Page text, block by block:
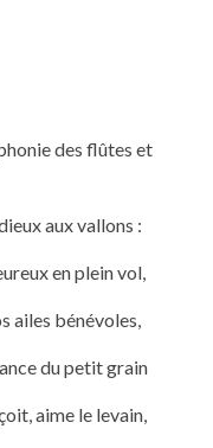
des flûtes et
aux vallons :
en plein vol,
ailes bénévoles,
du petit grain
aime le levain,